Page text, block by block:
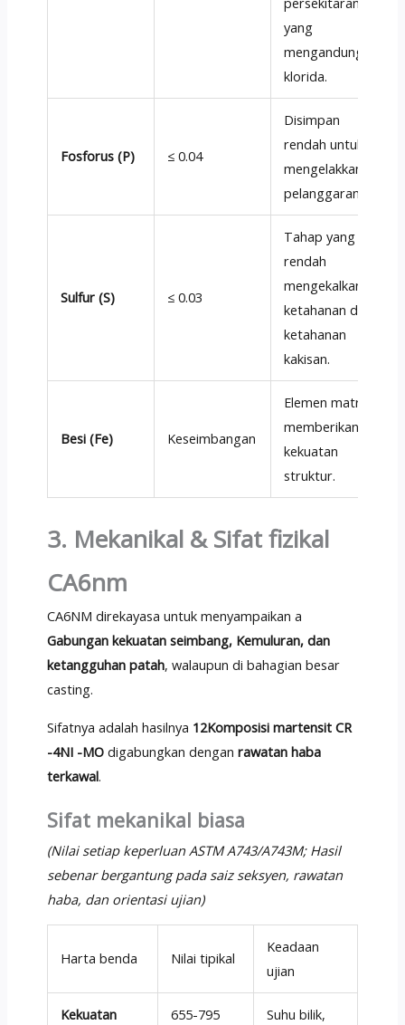
yang
mengandungi
klorida.
Fosforus (P) ≤ 0.04
Disimpan
rendah untuk
mengelakkan
pelanggaran.
Sulfur (S) ≤ 0.03
Tahap yang
rendah
mengekalkan
ketahanan dan
ketahanan
kakisan.
Besi (Fe) Keseimbangan
Elemen matriks
memberikan
kekuatan
struktur.
3. Mekanikal & Sifat fizikal
CA6nm
CA6NM direkayasa untuk menyampaikan a
Gabungan kekuatan seimbang, Kemuluran, dan
ketangguhan patah, walaupun di bahagian besar
casting.
Sifatnya adalah hasilnya 12Komposisi martensit CR
-4NI -MOdigabungkan dengan rawatan haba
terkawal.
Sifat mekanikal biasa
(Nilai setiap keperluan ASTM A743/A743M; Hasil
sebenar bergantung pada saiz seksyen, rawatan
haba, dan orientasi ujian)
Harta benda Nilai tipikal
Keadaan
ujian
Kekuatan
655-795
Suhu bilik,